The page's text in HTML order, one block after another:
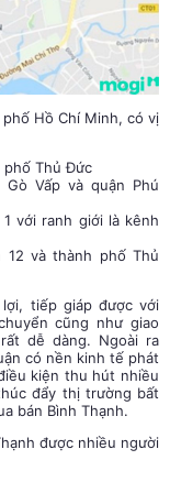
Hồ Chí Minh, có vị
phố Thủ Đức
Gò Vấp và quận Phú
1 với ranh giới là kênh
12 và thành phố Thủ
tiếp giáp được với
cũng như giao
dễ dàng. Ngoài ra
có nền kinh tế phát
kiện thu hút nhiều
đẩy thị trường bất
bán Bình Thạnh.
được nhiều người